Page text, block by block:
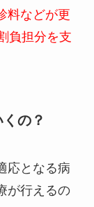
料などが更
負担分を支
の？
応となる病
が行えるの